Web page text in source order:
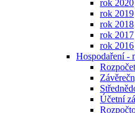
rok 2020
rok 2019
rok 2018
rok 2017
rok 2016
Hospodaření -
Účetní